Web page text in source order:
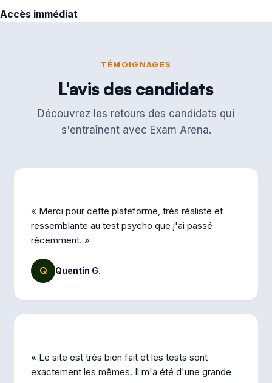
Accès immédiat
TÉMOIGNAGES
L'avis des candidats
Découvrez les retours des candidats qui
s'entraînent avec Exam Arena.
« Merci pour cette plateforme, très réaliste et
ressemblante au test psycho que j'ai passé
récemment. »
Q Quentin G.
« Le site est très bien fait et les tests sont
exactement les mêmes. Il m'a été d'une grande